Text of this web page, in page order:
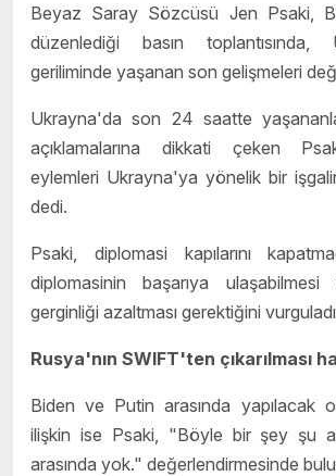
Beyaz Saray Sözcüsü Jen Psaki,
düzenlediği basın toplantısında,
geriliminde yaşanan son gelişmeleri
Ukrayna'da son 24 saatte
açıklamalarına dikkati çeken
eylemleri Ukrayna'ya yönelik bir işgalin
dedi.
Psaki, diplomasi kapılarını
diplomasinin başarıya ulaşabilmesi
gerginliği azaltması gerektiğini
Rusya'nın SWIFT'ten çıkarılması
Biden ve Putin arasında yapılacak
ilişkin ise Psaki, "Böyle bir şey şu
arasında yok." değerlendirmesinde